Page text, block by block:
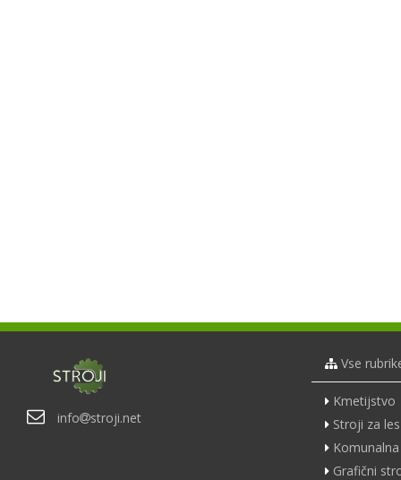
info stroji.net
Vse
Kmetijstvo
Stroji za les
Grafični